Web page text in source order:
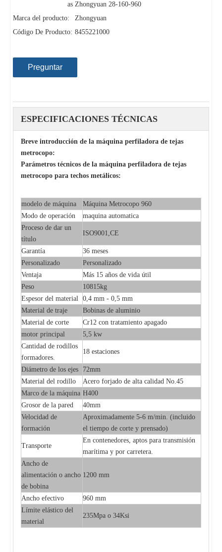
as Zhongyuan 28-160-960
Marca del producto:
Zhongyuan
Código De Producto: 8455221000
Preguntar
ESPECIFICACIONES TÉCNICAS
Breve introducción de la máquina perfiladora de tejas
metrocopo:
Parámetros técnicos de la máquina perfiladora de tejas
metrocopo para techos metálicos:
modelo de máquina
Máquina Metrocopo 960
Modo de operación
maquina automatica
Proceso de dar un
título
ISO9001,CE
Garantía
36 meses
Personalizado
Personalizado
Ventaja
Más 15 años de vida útil
Peso
10815kg
Espesor del material 0,4 mm - 0,5 mm
Material de traje
Bobinas de aluminio
Material de corte
Cr12 con tratamiento apagado
motor principal
5,5 kw
Cantidad de rodillos
formadores.
18 estaciones
Diámetro de los ejes
72mm
Material del rodillo
Acero forjado de alta calidad No.45
Marco de la máquina H400
Grosor de la pared
40mm
Velocidad de
formación
Aproximadamente 5-6 m/min. (incluido
el tiempo de corte y prensado)
Transporte
En contenedores, aptos para transmisión
marítima y por carretera.
Ancho de
alimentación o ancho
de bobina
1200 mm
Ancho efectivo
960 mm
Límite elástico del
material
235Mpa o 34Ksi